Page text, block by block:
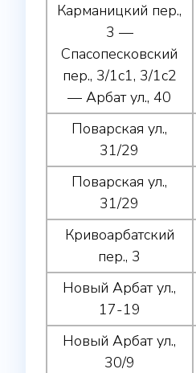
Карманицкий пер.,
3 —
Спасопесковский
пер., 3/1с1, 3/1с2
— Арбат ул., 40
Поварская ул.,
31/29
Поварская ул.,
31/29
Кривоарбатский
пер., 3
Новый Арбат ул.,
17-19
Новый Арбат ул.,
30/9